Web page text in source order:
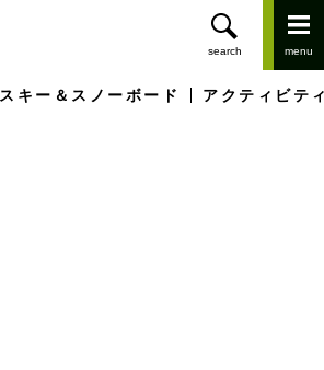
スキー＆スノーボード アクティビテ